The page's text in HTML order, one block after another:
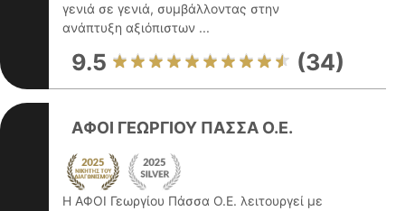
γενιά σε γενιά, συμβάλλοντας στην
ανάπτυξη αξιόπιστων ...
9.5 (34)
ΑΦΟΙ ΓΕΩΡΓΙΟΥ ΠΑΣΣΑ Ο.Ε.
Η ΑΦΟΙ Γεωργίου Πάσσα Ο.Ε. λειτουργεί με